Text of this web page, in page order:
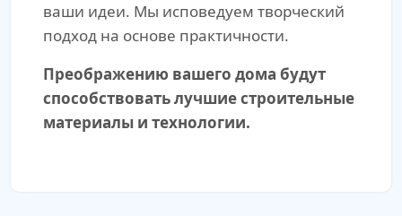
ваши идеи. Мы исповедуем творческий
подход на основе практичности.
Преображению вашего дома будут
способствовать лучшие строительные
материалы и технологии.